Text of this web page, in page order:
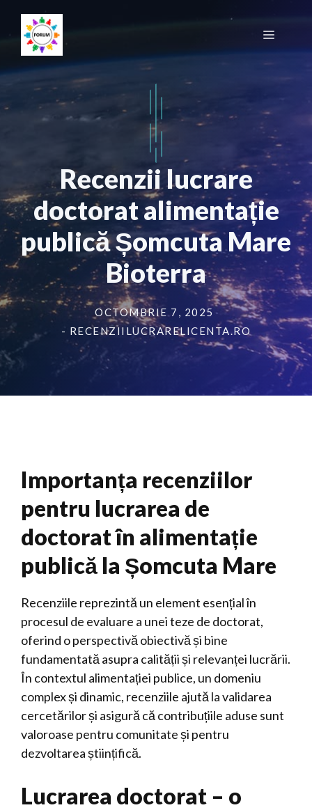
conținut
Meniu
Recenzii lucrare
doctorat alimentație
publică Șomcuta Mare
Bioterra
OCTOMBRIE 7, 2025
- RECENZIILUCRARELICENTA.RO
Importanța recenziilor
pentru lucrarea de
doctorat în alimentație
publică la Șomcuta Mare
Recenziile reprezintă un element esențial în
procesul de evaluare a unei teze de doctorat,
oferind o perspectivă obiectivă și bine
fundamentată asupra calității și relevanței lucrării.
În contextul alimentației publice, un domeniu
complex și dinamic, recenziile ajută la validarea
cercetărilor și asigură că contribuțiile aduse sunt
valoroase pentru comunitate și pentru
dezvoltarea științifică.
Lucrarea doctorat – o